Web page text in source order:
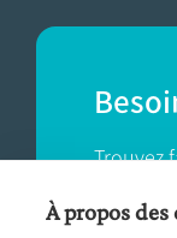
Trouvez
près de
À propos des